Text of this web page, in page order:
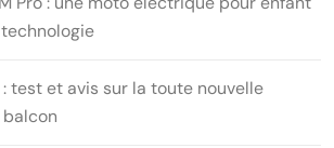
test et avis sur la toute nouvelle